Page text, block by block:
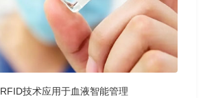
RFID技术应用于血液智能管理